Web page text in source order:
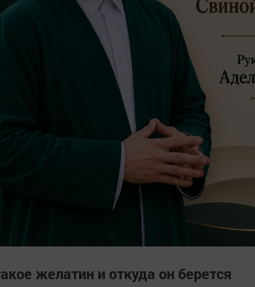
желатин и откуда он берется